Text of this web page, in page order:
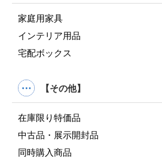
家庭用家具
インテリア用品
宅配ボックス
【その他】
在庫限り特価品
中古品・展示開封品
同時購入商品